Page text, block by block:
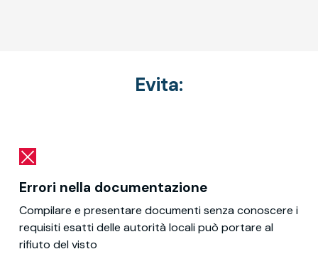
Evita:
Errori nella documentazione
Compilare e presentare documenti senza conoscere i
requisiti esatti delle autorità locali può portare al
rifiuto del visto